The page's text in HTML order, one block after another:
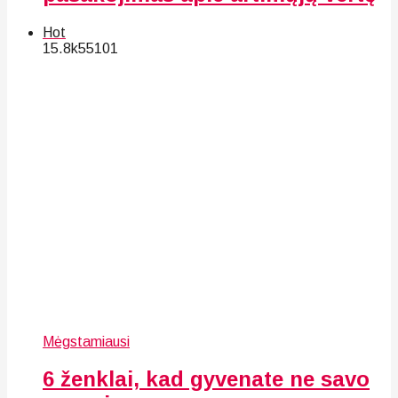
Hot
15.8k55101
Mėgstamiausi
6 ženklai, kad gyvenate ne savo